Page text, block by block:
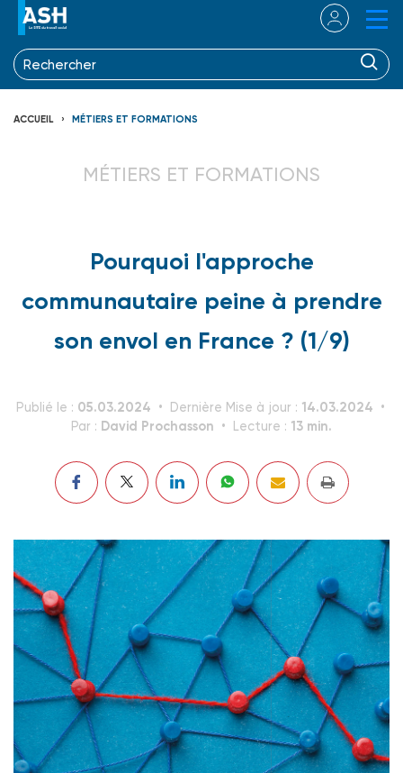
ACCUEIL MÉTIERS ET FORMATIONS
MÉTIERS ET FORMATIONS
Pourquoi l'approche
communautaire peine à prendre
son envol en France ? (1/9)
Publié le : 05.03.2024 Dernière Mise à jour : 14.03.2024
Par : David Prochasson Lecture : 13 min.